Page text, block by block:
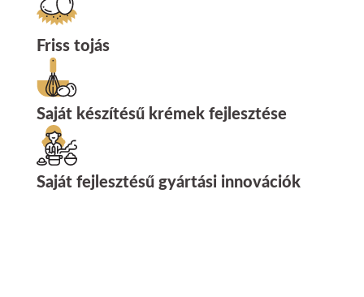
Friss tojás
Saját készítésű krémek fejlesztése
Saját fejlesztésű gyártási innovációk